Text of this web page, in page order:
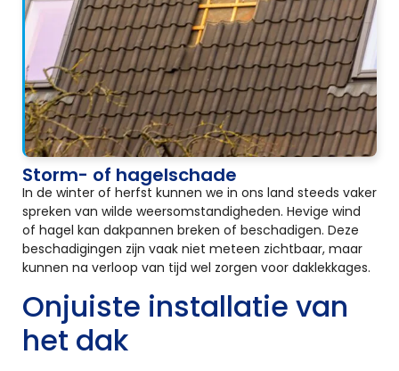
Storm- of hagelschade
In de winter of herfst kunnen we in ons land steeds vaker
spreken van wilde weersomstandigheden. Hevige wind
of hagel kan dakpannen breken of beschadigen. Deze
beschadigingen zijn vaak niet meteen zichtbaar, maar
kunnen na verloop van tijd wel zorgen voor daklekkages.
Onjuiste installatie van
het dak